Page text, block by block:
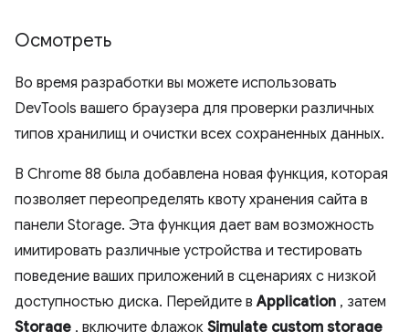
Осмотреть
Во время разработки вы можете использовать
DevTools вашего браузера для проверки различных
типов хранилищ и очистки всех сохраненных данных.
В Chrome 88 была добавлена ​​новая функция, которая
позволяет переопределять квоту хранения сайта в
панели Storage. Эта функция дает вам возможность
имитировать различные устройства и тестировать
поведение ваших приложений в сценариях с низкой
доступностью диска. Перейдите вApplication , затем
Storage , включите флажок Simulate custom storage